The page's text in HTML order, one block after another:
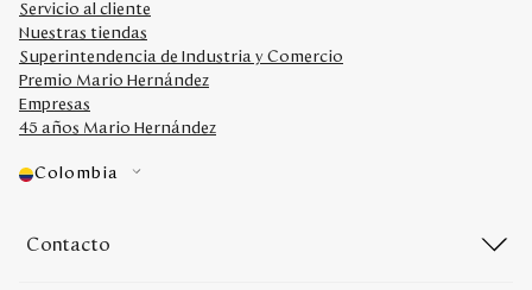
Servicio al cliente
Nuestras tiendas
Superintendencia de Industria y Comercio
Premio Mario Hernández
Empresas
45 años Mario Hernández
Colombia
Contacto